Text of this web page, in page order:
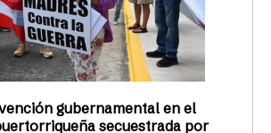
gubernamental en el
secuestrada por